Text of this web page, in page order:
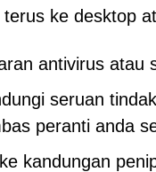
ke desktop
antivirus atau
seruan
peranti anda
kandungan